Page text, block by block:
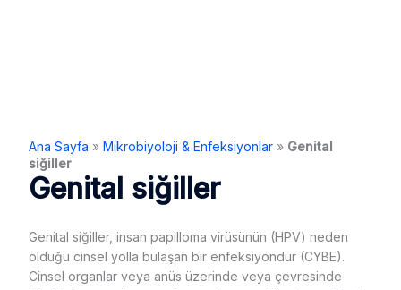
Ana Sayfa » Mikrobiyoloji & Enfeksiyonlar» Genital
siğiller
Genital siğiller
Genital siğiller, insan papilloma virüsünün (HPV) neden
olduğu cinsel yolla bulaşan bir enfeksiyondur (CYBE).
Cinsel organlar veya anüs üzerinde veya çevresinde